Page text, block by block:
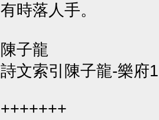
有時落人手。
陳子龍
詩文索引陳子龍-樂府
+++++++